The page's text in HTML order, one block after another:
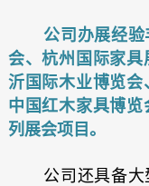
公司办展经验
会、杭州国际家
沂国际木业博览会
中国红木家具博
列展会项目。
公司还具备大型